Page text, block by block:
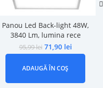
Panou Led Back-light 48W,
3840 Lm, lumina rece
95,99lei 71,90 lei
ADAUGĂ ÎN COȘ